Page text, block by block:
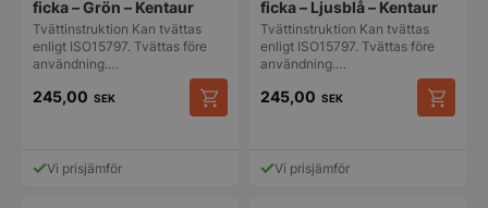
ficka – Grön – Kentaur
Tvättinstruktion Kan tvättas
enligt ISO15797. Tvättas före
användning.…
245,00 SEK
Vi prisjämför
ficka – Ljusblå – Kentaur
Tvättinstruktion Kan tvättas
enligt ISO15797. Tvättas före
användning.…
245,00 SEK
Vi prisjämför